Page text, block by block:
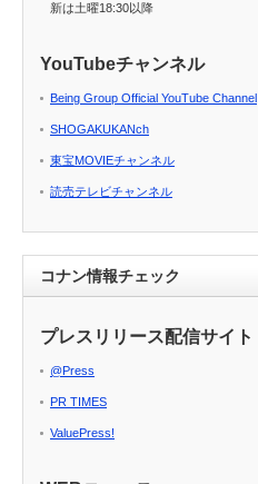
新は土曜18:30以降
YouTubeチャンネル
Being Group Official YouTube Channel
SHOGAKUKANch
東宝MOVIEチャンネル
読売テレビチャンネル
コナン情報チェック
プレスリリース配信サイト
@Press
PR TIMES
ValuePress!